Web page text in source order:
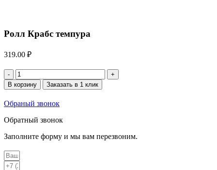
Ролл Крабс темпура
319.00 ₽
Количество
товара
Ролл
Крабс
темпура
В корзину Заказать в 1 клик
Обраный звонок
Обратный звонок
Заполните форму и мы вам перезвоним.